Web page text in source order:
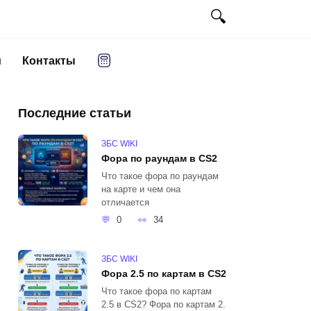
Контакты
Последние статьи
ЗБС WIKI
Фора по раундам в CS2
Что такое фора по раундам
на карте и чем она
отличается
0
34
ЗБС WIKI
Фора 2.5 по картам в CS2
Что такое фора по картам
2.5 в CS2? Фора по картам 2.